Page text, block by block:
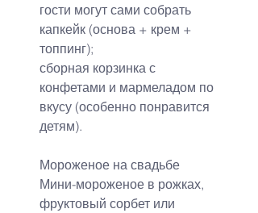
гости могут сами собрать
капкейк (основа + крем +
топпинг);
сборная корзинка с
конфетами и мармеладом по
вкусу (особенно понравится
детям).
Мороженое на свадьбе
Мини-мороженое в рожках,
фруктовый сорбет или